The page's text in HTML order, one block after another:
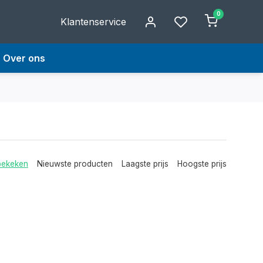
Klantenservice
0
Over ons
Nieuwste producten Laagste prijs Hoogste prijs